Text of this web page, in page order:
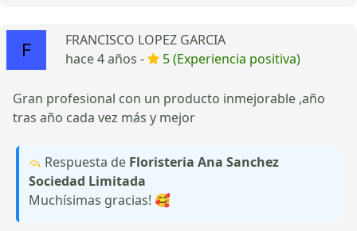
FRANCISCO LOPEZ GARCIA
hace 4 años -
5 (Experiencia positiva)
Gran profesional con un producto inmejorable ,año
tras año cada vez más y mejor
Respuesta de Floristeria Ana Sanchez
Sociedad Limitada
Muchísimas gracias! 🥰